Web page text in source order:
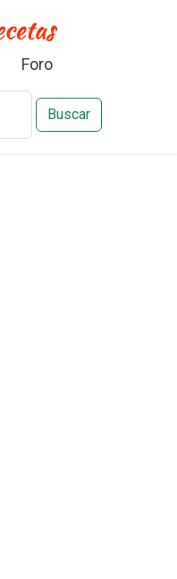
Foro
Buscar